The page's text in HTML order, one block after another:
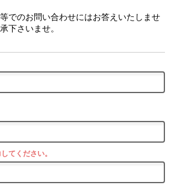
でのお問い合わせにはお答えいたしませ
下さいませ。
てください。